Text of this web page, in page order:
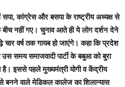
कांग्रेस और बसपा के राष्ट्रीय अध्यक्ष से
नहीं गए। चुनाव आते ही ये लोग दर्शन देने
वर्ष तक गायब हो जाएंगे। कहा कि प्रदेश
समय समाजवादी पार्टी के बबुआ को बुरा
इससे पहले मुख्यमंत्री योगी व केंद्रीय
बनने वाले मेडिकल कालेज का शिलान्यास